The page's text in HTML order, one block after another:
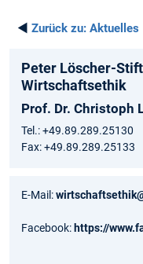
◄ Zurück zu: Aktuelles
Peter Löscher-
Wirtschaftsethik
Prof. Dr. Christoph
Tel.: +49.89.289.25130
Fax: +49.89.289.25133
E-Mail:
Facebook: https://